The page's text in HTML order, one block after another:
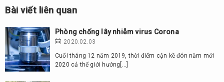
Bài viết liên quan
Phòng chống lây nhiễm virus Corona
2020.02.03
Cuối tháng 12 năm 2019, thời điểm cận kề đón năm mới
2020 cả thế giới hướng[…]